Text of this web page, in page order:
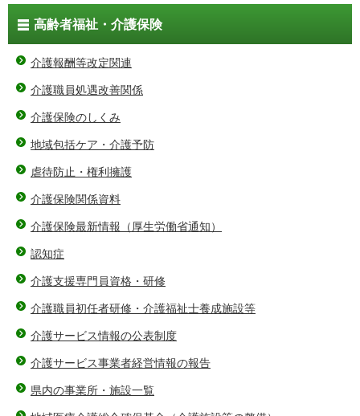
高齢者福祉・介護保険
介護報酬等改定関連
介護職員処遇改善関係
介護保険のしくみ
地域包括ケア・介護予防
虐待防止・権利擁護
介護保険関係資料
介護保険最新情報（厚生労働省通知）
認知症
介護支援専門員資格・研修
介護職員初任者研修・介護福祉士養成施設等
介護サービス情報の公表制度
介護サービス事業者経営情報の報告
県内の事業所・施設一覧